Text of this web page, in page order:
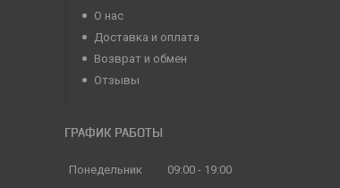
О нас
Доставка и оплата
Возврат и обмен
Отзывы
ГРАФИК РАБОТЫ
Понедельник 09:00 19:00